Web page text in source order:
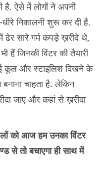
ऐसे में लोगों ने अपनी
धीरे निकालनी शुरू कर दी है.
ढेर सारे गर्म कपड़े ख़रीदे थे,
हैं जिनकी विंटर की तैयारी
कूल और स्टाइलिश दिखने के
चाहता है. लेकिन
जाए और कहां से ख़रीदा
को आज हम उनका विंटर
से तो बचाएगा ही साथ में